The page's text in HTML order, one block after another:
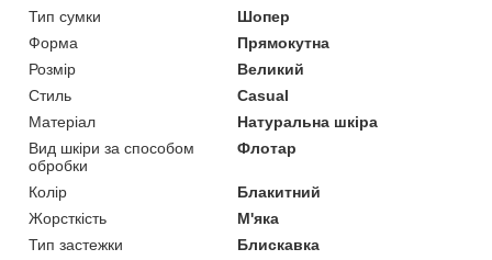
Тип сумки
Шопер
Форма
Прямокутна
Розмір
Великий
Стиль
Casual
Матеріал
Натуральна шкіра
Вид шкіри за способом
обробки
Флотар
Колір
Блакитний
Жорсткість
М'яка
Тип застежки
Блискавка